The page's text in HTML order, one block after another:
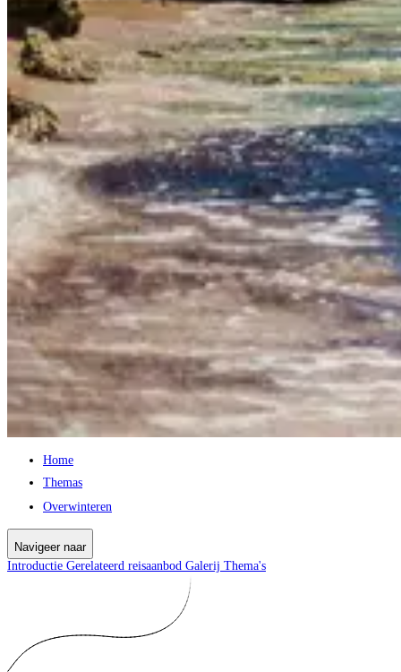
Home
Themas
Overwinteren
Navigeer naar
Introductie Gerelateerd reisaanbod Galerij Thema's